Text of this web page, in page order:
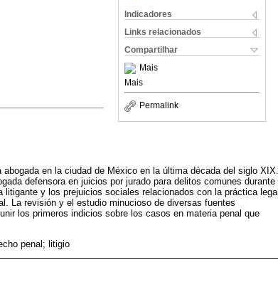
Indicadores
Links relacionados
Compartilhar
Mais
Mais
Permalink
en la ciudad de México en la última década del siglo XIX.
defensora en juicios por jurado para delitos comunes durante
y los prejuicios sociales relacionados con la práctica legal
La revisión y el estudio minucioso de diversas fuentes
los primeros indicios sobre los casos en materia penal que
penal; litigio